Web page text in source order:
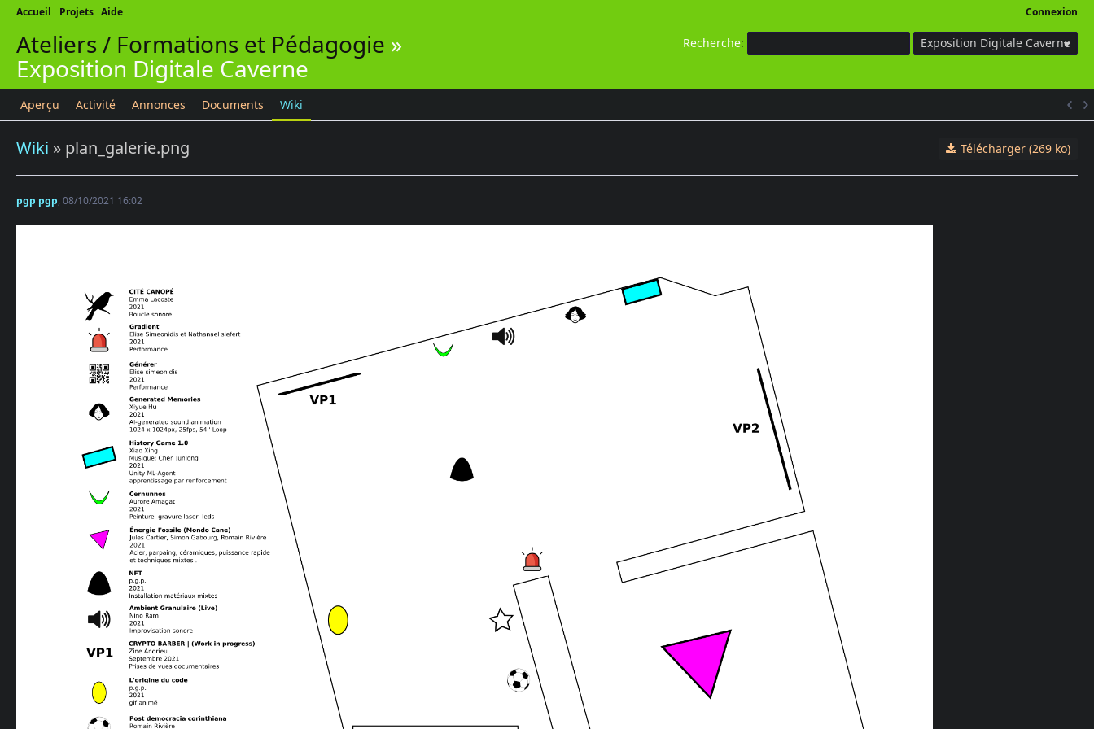
Connexion
Accueil Projets Aide
Recherche: Exposition Digitale Caverne
Ateliers / Formations et Pédagogie »
Exposition Digitale Caverne
Aperçu Activité Annonces Documents Wiki
Télécharger (269 ko)
Wiki » plan_galerie.png
pgp pgp, 08/10/2021 16:02